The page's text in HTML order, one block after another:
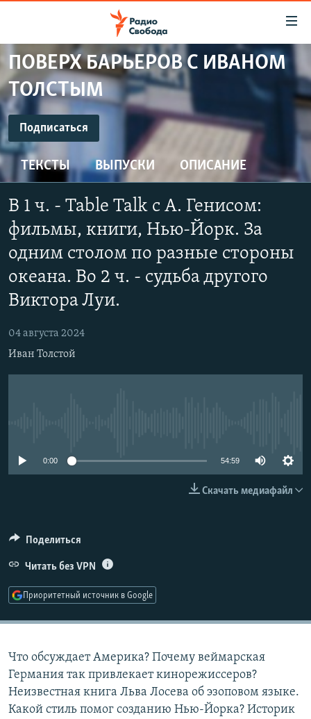
упрощенного
доступа
Вернуться
к
основному
содержанию
Вернутся
главной
навигации
Вернутся
поиску
ПРОГРАММЫ
ПОДКАСТЫ
АВТОРСКИЕ ПРОЕКТЫ
ЦИТАТЫ СВОБОДЫ
МНЕНИЯ
КУЛЬТУРА
IDEL.РЕАЛИИ
КАВКАЗ.РЕАЛИИ
СЕВЕР.РЕАЛИИ
СИБИРЬ.РЕАЛИИ
ПОДПИШИТЕСЬ НА РАССЫЛКУ
ПОВЕРХ БАРЬЕРОВ С ИВАНОМ
ТОЛСТЫМ
ПодписатьсяПОДПИСАТЬСЯ
YouTube
Подписаться
ТЕКСТЫ ВЫПУСКИ ОПИСАНИЕ
В 1 ч. - Table Talk с А. Генисом:
фильмы, книги, Нью-Йорк. За
одним столом по разные стороны
океана. Во 2 ч. - судьба другого
Виктора Луи.
04 августа 2024
Иван Толстой
0:00 54:59
Скачать медиафайл
Поделиться
Читать без VPN
Приоритетный источник в Google
Что обсуждает Америка? Почему веймарская
Германия так привлекает кинорежиссеров?
Неизвестная книга Льва Лосева об эзоповом языке.
Какой стиль помог созданию Нью-Йорка? Историк